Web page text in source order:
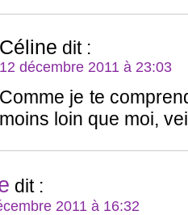
Céline dit :
12 décembre 2011 à 23:03
Comme je te
moins loin que moi,
dit :
2011 à 16:32